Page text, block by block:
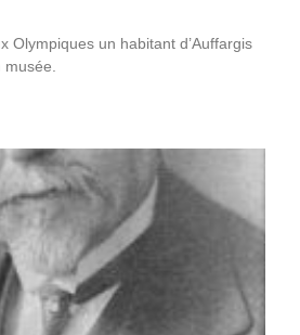
Olympiques un habitant d’Auffargis